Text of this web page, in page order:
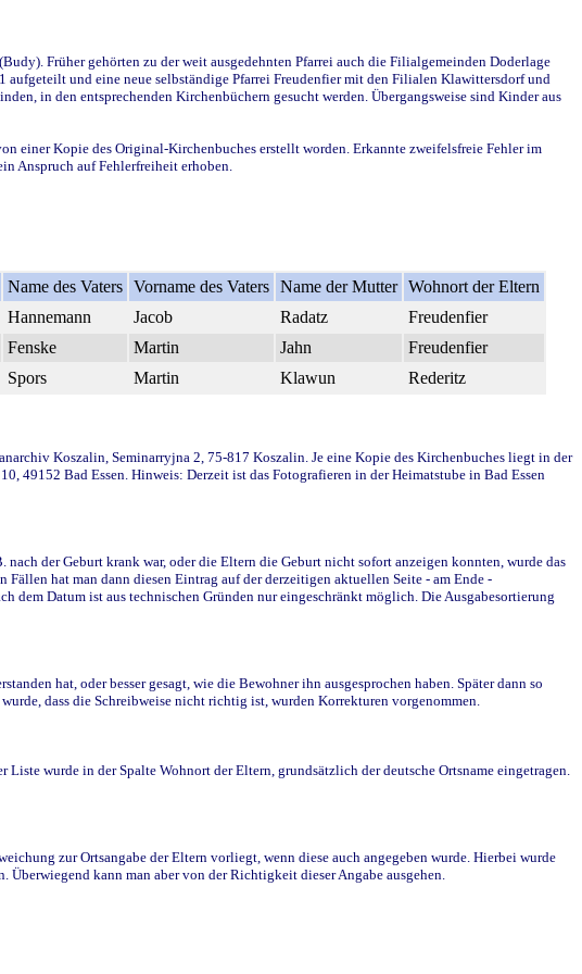
Früher gehörten zu der weit ausgedehnten Pfarrei auch die Filialgemeinden Doderlage
und eine neue selbständige Pfarrei Freudenfier mit den Filialen Klawittersdorf und
in den entsprechenden Kirchenbüchern gesucht werden. Übergangsweise sind Kinder aus
einer Kopie des Original-Kirchenbuches erstellt worden. Erkannte zweifelsfreie Fehler im
Anspruch auf Fehlerfreiheit erhoben.
Name des Vaters Vorname des Vaters Name der Mutter Wohnort der Eltern
Hannemann Jacob Radatz
Freudenfier
Fenske Martin Jahn
Freudenfier
Spors Martin Klawun Rederitz
Koszalin, Seminarryjna 2, 75-817 Koszalin. Je eine Kopie des Kirchenbuches liegt in der
49152 Bad Essen. Hinweis: Derzeit ist das Fotografieren in der Heimatstube in Bad Essen
der Geburt krank war, oder die Eltern die Geburt nicht sofort anzeigen konnten, wurde das
hat man dann diesen Eintrag auf der derzeitigen aktuellen Seite - am Ende -
dem Datum ist aus technischen Gründen nur eingeschränkt möglich. Die Ausgabesortierung
hat, oder besser gesagt, wie die Bewohner ihn ausgesprochen haben. Später dann so
dass die Schreibweise nicht richtig ist, wurden Korrekturen vorgenommen.
wurde in der Spalte Wohnort der Eltern, grundsätzlich der deutsche Ortsname eingetragen.
zur Ortsangabe der Eltern vorliegt, wenn diese auch angegeben wurde. Hierbei wurde
kann man aber von der Richtigkeit dieser Angabe ausgehen.